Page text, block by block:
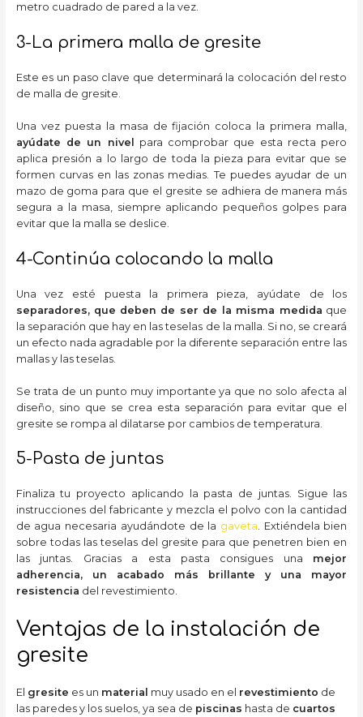
metro cuadrado de pared a la vez.
3-La primera malla de gresite
Este es un paso clave que determinará la colocación del resto
de malla de gresite.
Una vez puesta la masa de fijación coloca la primera malla,
ayúdate de un nivel
para comprobar que esta recta pero
aplica presión a lo largo de toda la pieza para evitar que se
formen curvas en las zonas medias. Te puedes ayudar de un
mazo de goma para que el gresite se adhiera de manera más
segura a la masa, siempre aplicando pequeños golpes para
evitar que la malla se deslice.
4-Continúa colocando la malla
Una vez esté puesta la primera pieza, ayúdate de los
separadores, que deben de ser de la misma medida que
la separación que hay en las teselas de la malla. Si no, se creará
un efecto nada agradable por la diferente separación entre las
mallas y las teselas.
Se trata de un punto muy importante ya que no solo afecta al
diseño, sino que se crea esta separación para evitar que el
gresite se rompa al dilatarse por cambios de temperatura.
5-Pasta de juntas
Finaliza tu proyecto aplicando la pasta de juntas. Sigue las
instrucciones del fabricante y mezcla el polvo con la cantidad
de agua necesaria ayudándote de la gaveta. Extiéndela bien
sobre todas las teselas del gresite para que penetren bien en
las juntas. Gracias a esta pasta consigues una mejor
adherencia, un acabado más brillante y una mayor
resistencia del revestimiento.
Ventajas de la instalación de
gresite
El gresite es un material muy usado en el revestimiento de
las paredes y los suelos, ya sea de piscinas hasta de cuartos